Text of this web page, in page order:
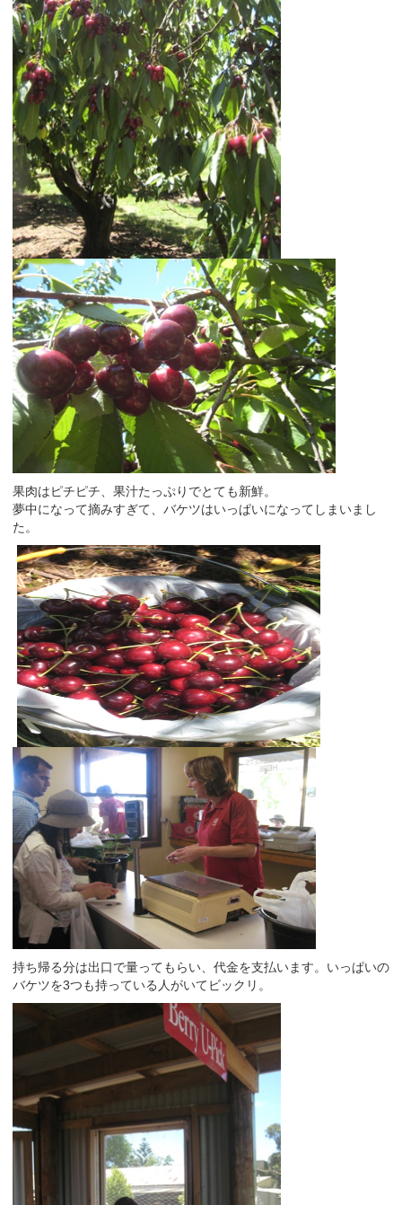
果肉はピチピチ、果汁たっぷりでとても新鮮。
夢中になって摘みすぎて、バケツはいっぱいになってしまいまし
た。
持ち帰る分は出口で量ってもらい、代金を支払います。いっぱいの
バケツを3つも持っている人がいてビックリ。